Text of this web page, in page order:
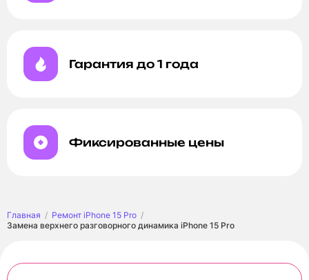
Гарантия до 1 года
Фиксированные цены
Главная
Ремонт iPhone 15 Pro
Замена верхнего разговорного динамика iPhone 15 Pro